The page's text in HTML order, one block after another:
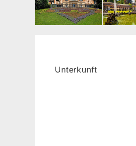
Unterkunft